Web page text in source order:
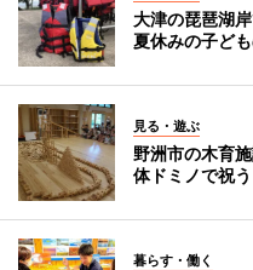
大津の琵琶湖
夏休みの子ど
見る・遊ぶ
野洲市の木育
体ドミノで祝う
暮らす・働く